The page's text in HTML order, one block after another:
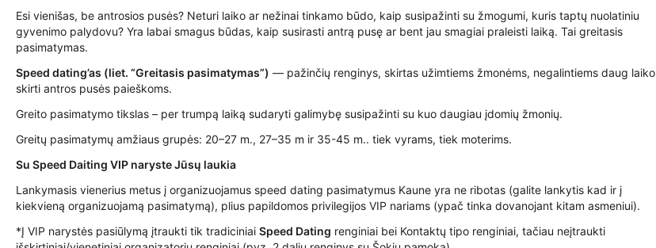
Esi vienišas, be antrosios pusės? Neturi laiko ar nežinai tinkamo būdo, kaip susipažinti su žmogumi, kuris taptų nuolatiniu
gyvenimo palydovu? Yra labai smagus būdas, kaip susirasti antrą pusę ar bent jau smagiai praleisti laiką. Tai greitasis
pasimatymas.
Speed dating’as (liet. “Greitasis pasimatymas”) — pažinčių renginys, skirtas užimtiems žmonėms, negalintiems daug laiko
skirti antros pusės paieškoms.
Greito pasimatymo tikslas – per trumpą laiką sudaryti galimybę susipažinti su kuo daugiau įdomių žmonių.
Greitų pasimatymų amžiaus grupės: 20–27 m., 27–35 m ir 35-45 m.. tiek vyrams, tiek moterims.
Su Speed Daiting VIP naryste Jūsų laukia
Lankymasis vienerius metus į organizuojamus speed dating pasimatymus Kaune yra ne ribotas (galite lankytis kad ir į
kiekvieną organizuojamą pasimatymą), plius papildomos privilegijos VIP nariams (ypač tinka dovanojant kitam asmeniui).
*Į VIP narystės pasiūlymą įtraukti tik tradiciniai Speed Dating renginiai bei Kontaktų tipo renginiai, tačiau neįtraukti